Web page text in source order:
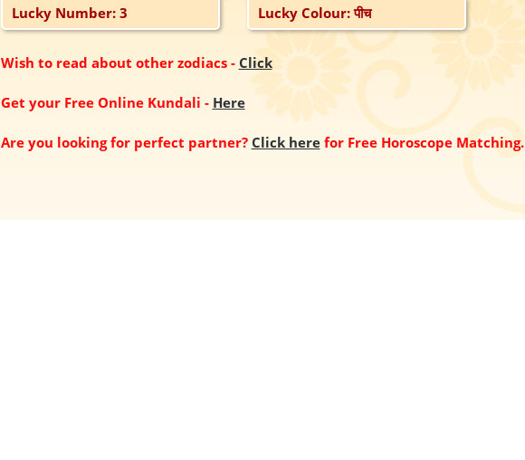
Lucky Number: 3 Lucky Colour: पीच
Wish to read about other zodiacs- Click
Get your Free Online Kundali - Here
Are you looking for perfect partner? Click here for Free Horoscope Matching.